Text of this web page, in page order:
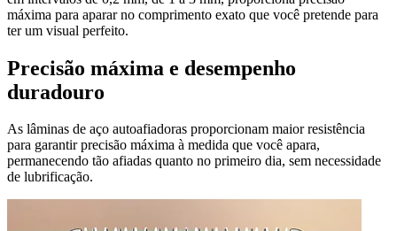
máxima para aparar no comprimento exato que você pretende para
ter um visual perfeito.
Precisão máxima e desempenho
duradouro
As lâminas de aço autoafiadoras proporcionam maior resistência
para garantir precisão máxima à medida que você apara,
permanecendo tão afiadas quanto no primeiro dia, sem necessidade
de lubrificação.